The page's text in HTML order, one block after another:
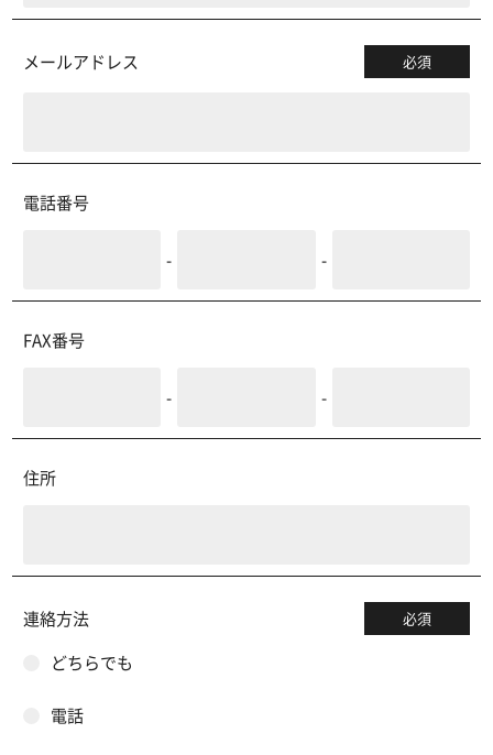
メールアドレス 必須
電話番号
- -
FAX番号
- -
住所
連絡方法 必須
どちらでも
電話